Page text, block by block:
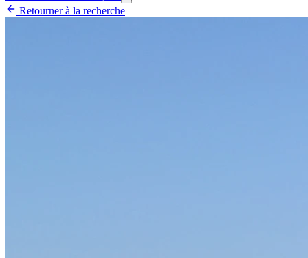
Retourner à la recherche